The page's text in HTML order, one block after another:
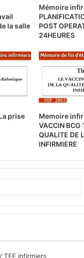
la salle
Mémoire
POST
24HEURES
prise
Memoire
VACCIN BCG
QUALITE DE
INFIRMIERE
e
TFE infirmiers